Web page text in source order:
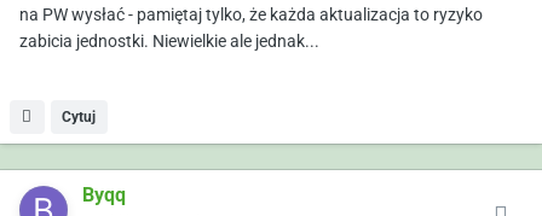
na PW wysłać - pamiętaj tylko, że każda aktualizacja to ryzyko
zabicia jednostki. Niewielkie ale jednak...
Cytuj
Byqq